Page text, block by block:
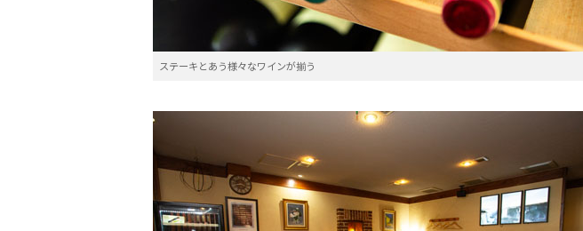
ステーキとあう様々なワインが揃う